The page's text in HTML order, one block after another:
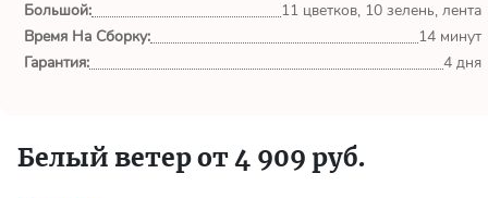
555
Большой:
11 цветков, 10 зелень, лента
Время На Сборку:
14 минут
Гарантия:
4 дня
Белый ветер от 4 909 руб.